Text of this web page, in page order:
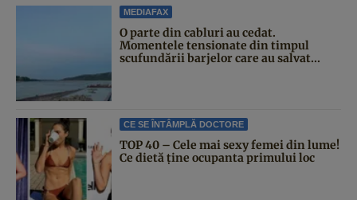
MEDIAFAX
O parte din cabluri au cedat.
Momentele tensionate din timpul
scufundării barjelor care au salvat...
CE SE ÎNTÂMPLĂ DOCTORE
TOP 40 – Cele mai sexy femei din lume!
Ce dietă ține ocupanta primului loc